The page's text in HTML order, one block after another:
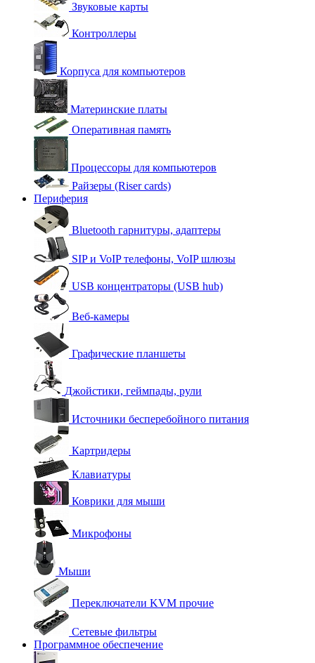
Звуковые карты
Контроллеры
Корпуса для компьютеров
Материнские платы
Оперативная память
Процессоры для компьютеров
Райзеры (Riser cards)
Периферия
Bluetooth гарнитуры, адаптеры
SIP и VoIP телефоны, VoIP шлюзы
USB концентраторы (USB hub)
Веб-камеры
Графические планшеты
Джойстики, геймпады, рули
Источники бесперебойного питания
Картридеры
Клавиатуры
Коврики для мыши
Микрофоны
Мыши
Переключатели KVM прочие
Сетевые фильтры
Программное обеспечение